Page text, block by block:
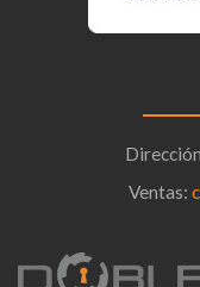
Ventas: